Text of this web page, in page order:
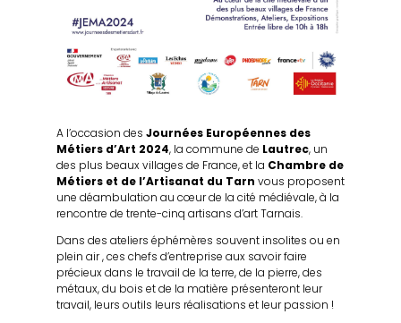
A l’occasion des Journées Européennes des
Métiers d’Art 2024, la commune de Lautrec, un
des plus beaux villages de France, et la Chambre de
Métiers et de l’Artisanat du Tarn vous proposent
une déambulation au cœur de la cité médiévale, à la
rencontre de trente-cinq artisans d’art Tarnais.
Dans des ateliers éphémères souvent insolites ou en
plein air , ces chefs d’entreprise aux savoir faire
précieux dans le travail de la terre, de la pierre, des
métaux, du bois et de la matière présenteront leur
travail, leurs outils leurs réalisations et leur passion !